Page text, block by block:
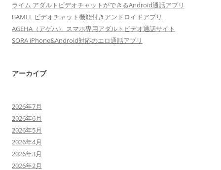
ライム アダルトビデオチャットができるAndroid通話アプリ
BAMEL ビデオチャット機能付きアンドロイドアプリ
AGEHA（アゲハ） スマホ専用アダルトビデオ通話サイト
SORA iPhone&Android対応のエロ通話アプリ
アーカイブ
2026年7月
2026年6月
2026年5月
2026年4月
2026年3月
2026年2月